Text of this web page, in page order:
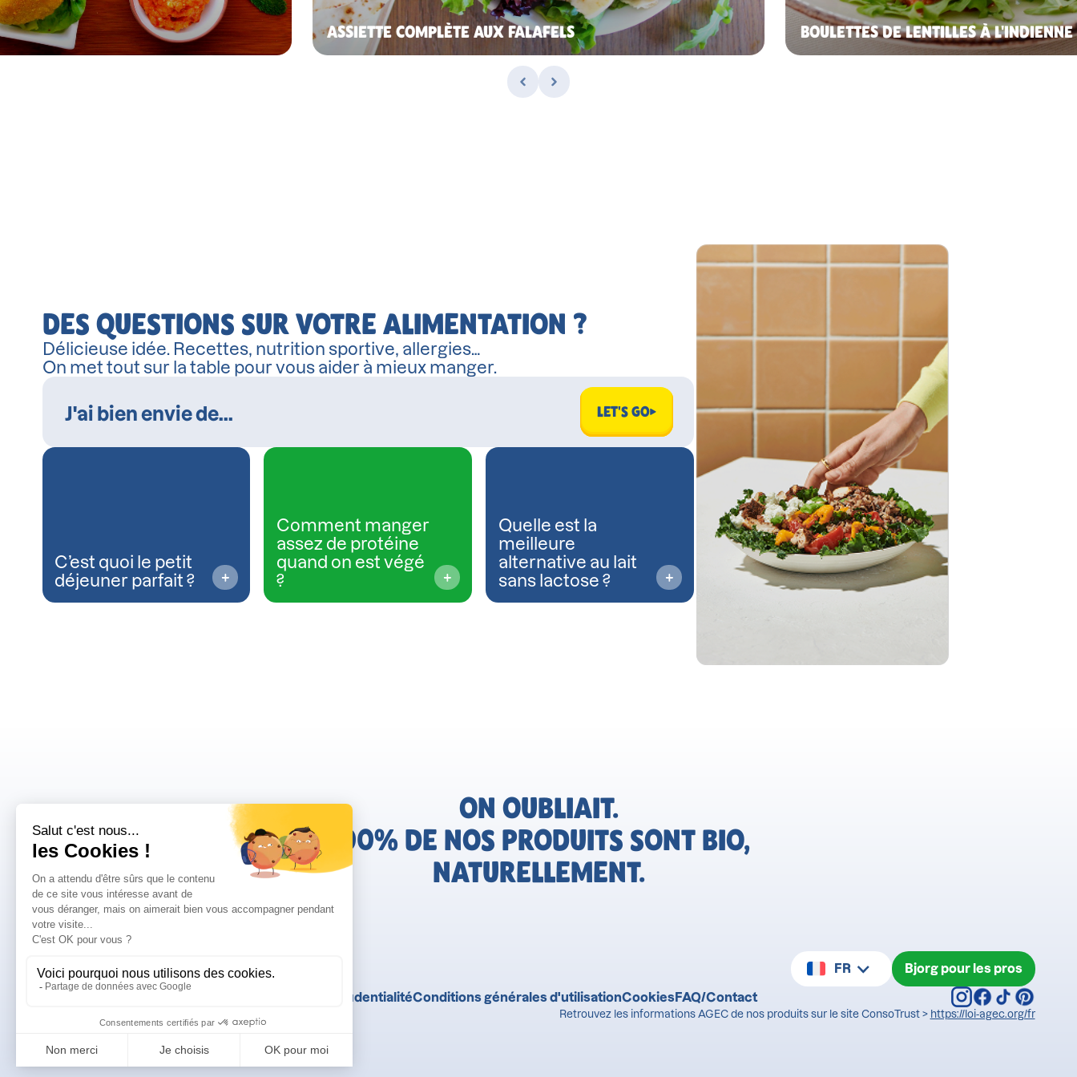
ASSIETTE COMPLÈTE AUX FALAFELS BOULETTES DE LENTILLES À L'INDIENNE
DES QUESTIONS SUR VOTRE ALIMENTATION ?
Délicieuse idée. Recettes, nutrition sportive, allergies…
On met tout sur la table pour vous aider à mieux manger.
LET'S GO
C’est quoi le petit
déjeuner parfait ?
Comment manger
assez de protéine
quand on est végé
?
Quelle est la
meilleure
alternative au lait
sans lactose ?
ON OUBLIAIT.
100% DE NOS PRODUITS SONT BIO,
NATURELLEMENT.
FR Bjorg pour les pros
Politique de confidentialitéConditions générales d'utilisationCookiesFAQ/Contact
Retrouvez les informations AGEC de nos produits sur le site ConsoTrust > https://loi-agec.org/fr